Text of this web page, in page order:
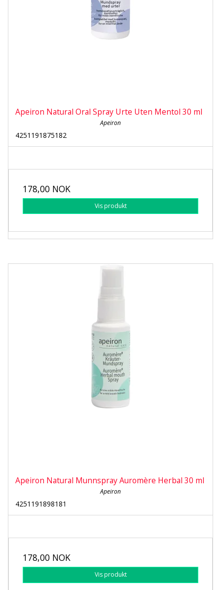
Apeiron Natural Oral Spray Urte Uten Mentol 30 ml
Apeiron
4251191875182
178,00 NOK
Vis produkt
Apeiron Natural Munnspray Auromère Herbal 30 ml
Apeiron
4251191898181
178,00 NOK
Vis produkt